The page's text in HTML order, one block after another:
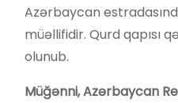
Azərbaycan
müəllifidir. Qurd qapısı
olunub.
Müğənni, Azərbaycan